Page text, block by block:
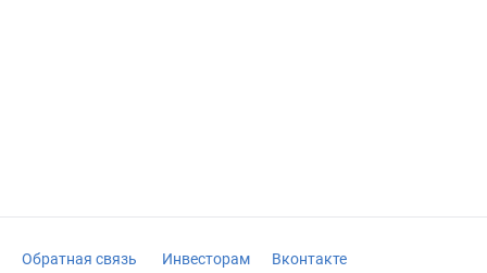
Обратная связь Инвесторам
Вконтакте